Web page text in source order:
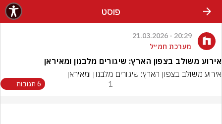
פוסט
20:29 - 21.03.2026
מערכת חמ״ל
אירוע משולב בצפון הארץ: שיגורים מלבנון ומאיראן
אירוע משולב בצפון הארץ: שיגורים מלבנון ומאיראן
1 6 תגובות